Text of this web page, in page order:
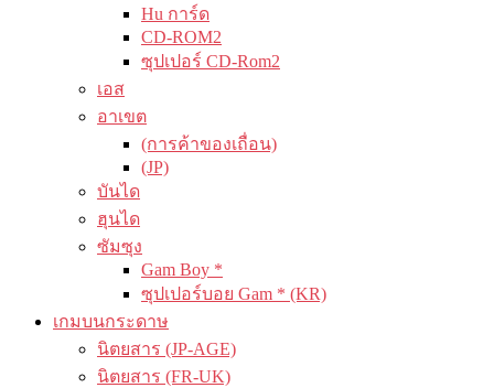
Hu การ์ด
CD-ROM2
ซุปเปอร์ CD-Rom2
เอส
อาเขต
(การค้าของเถื่อน)
(JP)
บันได
ฮุนได
ซัมซุง
Gam Boy *
ซุปเปอร์บอย Gam * (KR)
เกมบนกระดาษ
นิตยสาร (JP-AGE)
นิตยสาร (FR-UK)